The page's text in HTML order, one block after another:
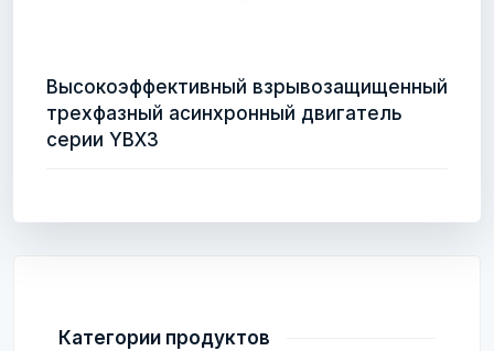
Высокоэффективный взрывозащищенный
трехфазный асинхронный двигатель
серии YBX3
Категории продуктов